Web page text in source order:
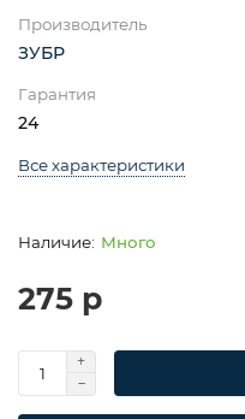
Производитель
ЗУБР
Гарантия
24
Все характеристики
Много
275 р